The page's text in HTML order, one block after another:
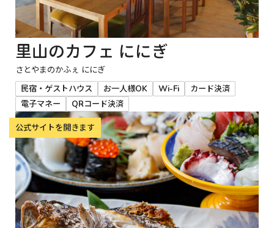
里山のカフェ ににぎ
さとやまのかふぇ ににぎ
民宿・ゲストハウス
お一人様OK Wi-Fi
カード決済
電子マネー
QRコード決済